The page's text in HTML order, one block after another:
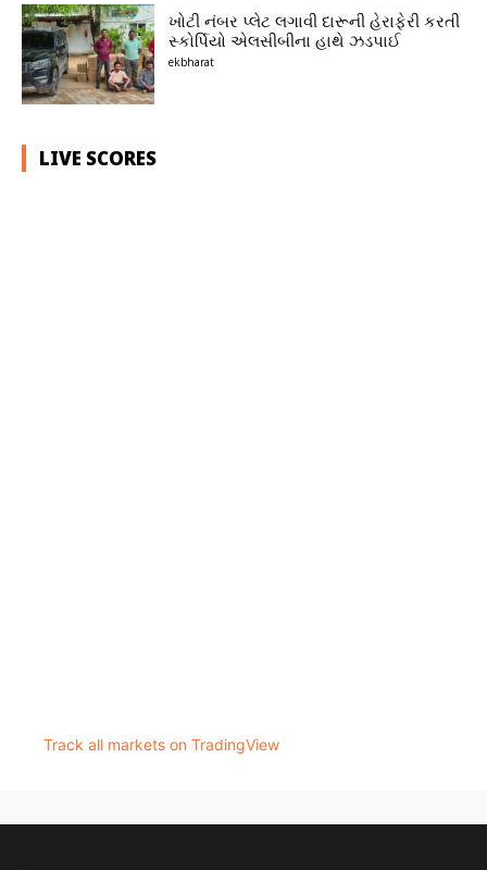
ખોટી નંબર પ્લેટ લગાવી દારૂની હેરાફેરી કરતી
સ્કોર્પિયો એલસીબીના હાથે ઝડપાઈ
ekbharat
LIVE SCORES
Track all markets on TradingView